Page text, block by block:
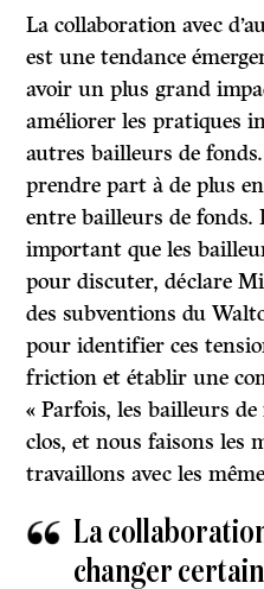
La collaboration avec
est une tendance
avoir un plus grand
améliorer les pratiques
autres bailleurs de
prendre part à de plus
entre bailleurs de fonds.
important que les
pour discuter, déclare
des subventions du
pour identifier ces
friction et établir une
« Parfois, les bailleurs
clos, et nous faisons les
travaillons avec les
La
changer